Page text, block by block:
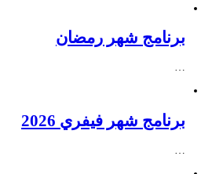
برنامج شهر رمضان
…
برنامج شهر فيفري 2026
…